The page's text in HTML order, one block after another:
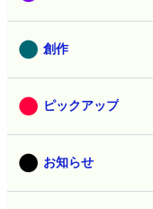
創作
ピックアップ
お知らせ